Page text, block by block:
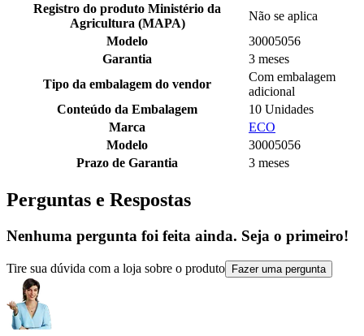
Registro do produto Ministério da
Agricultura (MAPA)
Não se aplica
Modelo
30005056
Garantia
3 meses
Tipo da embalagem do vendor
Com embalagem
adicional
Conteúdo da Embalagem
10 Unidades
Marca
ECO
Modelo
30005056
Prazo de Garantia
3 meses
Perguntas e Respostas
Nenhuma pergunta foi feita ainda. Seja o primeiro!
Tire sua dúvida com a loja sobre o produto Fazer uma pergunta